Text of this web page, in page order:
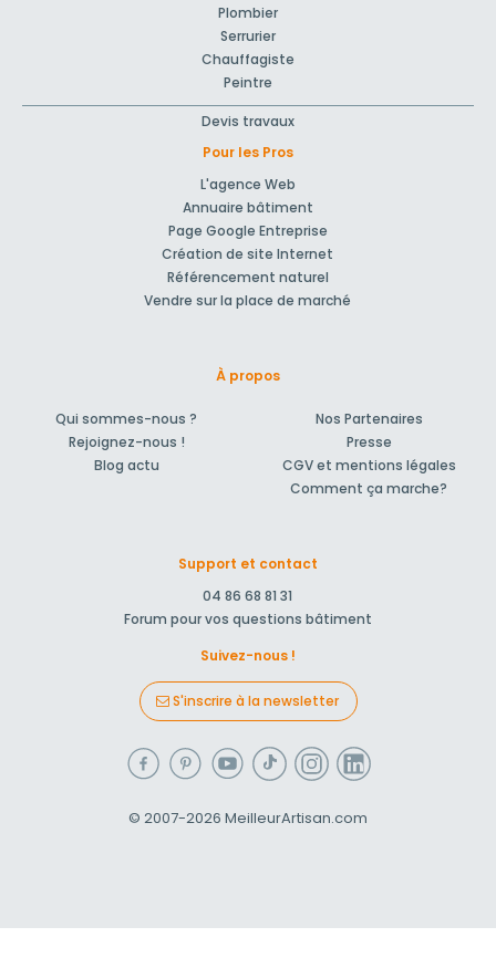
Plombier
Serrurier
Chauffagiste
Peintre
Devis travaux
Pour les Pros
L'agence Web
Annuaire bâtiment
Page Google Entreprise
Création de site Internet
Référencement naturel
Vendre sur la place de marché
À propos
Qui sommes-nous ?
Rejoignez-nous !
Blog actu
Nos Partenaires
Presse
CGV et mentions légales
Comment ça marche?
Support et contact
04 86 68 81 31
Forum pour vos questions bâtiment
Suivez-nous !
S'inscrire à la newsletter
© 2007-2026 MeilleurArtisan.com